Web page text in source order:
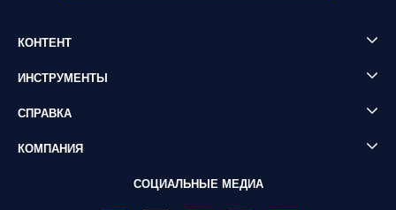
КОНТЕНТ
ИНСТРУМЕНТЫ
СПРАВКА
КОМПАНИЯ
СОЦИАЛЬНЫЕ МЕДИА